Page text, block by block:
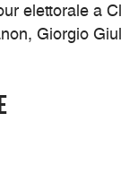
elettorale a
Giorgio